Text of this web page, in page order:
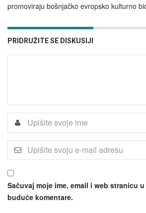
promoviraju bošnjačko evropsko kulturno
PRIDRUŽITE SE DISKUSIJI
Sačuvaj moje ime, email i web stranicu
buduće komentare.